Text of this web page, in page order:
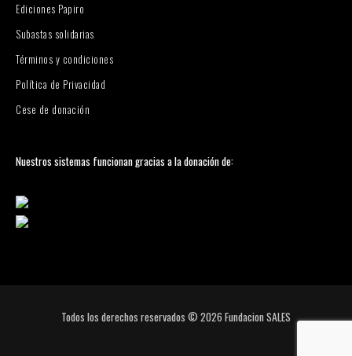
Ediciones Papiro
Subastas solidarias
Términos y condiciones
Política de Privacidad
Cese de donación
Nuestros sistemas funcionan gracias a la donación de:
Todos los derechos reservados © 2026 Fundacion SALES